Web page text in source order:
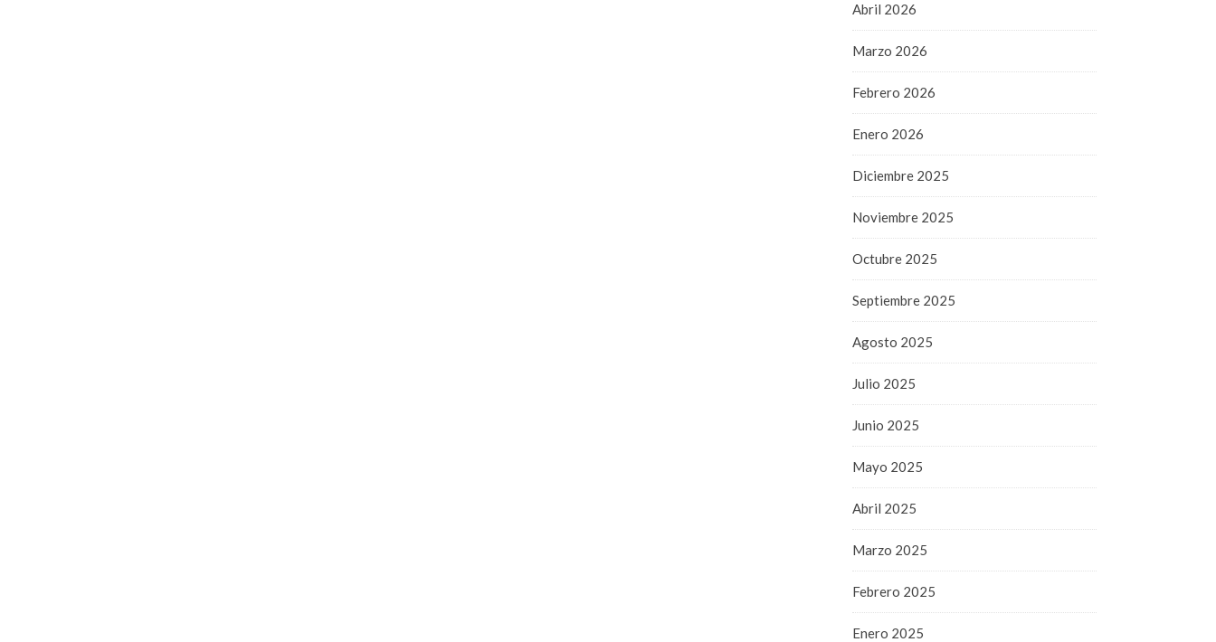
Abril 2026
Marzo 2026
Febrero 2026
Enero 2026
Diciembre 2025
Noviembre 2025
Octubre 2025
Septiembre 2025
Agosto 2025
Julio 2025
Junio 2025
Mayo 2025
Abril 2025
Marzo 2025
Febrero 2025
Enero 2025